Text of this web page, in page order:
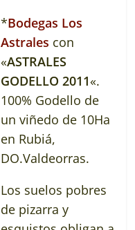
*Bodegas Los
Astrales con
«ASTRALES
GODELLO 2011«.
100% Godello de
un viñedo de 10Ha
en Rubiá,
DO.Valdeorras.
Los suelos pobres
de pizarra y